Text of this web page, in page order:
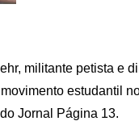
militante petista e
estudantil
Jornal Página 13.